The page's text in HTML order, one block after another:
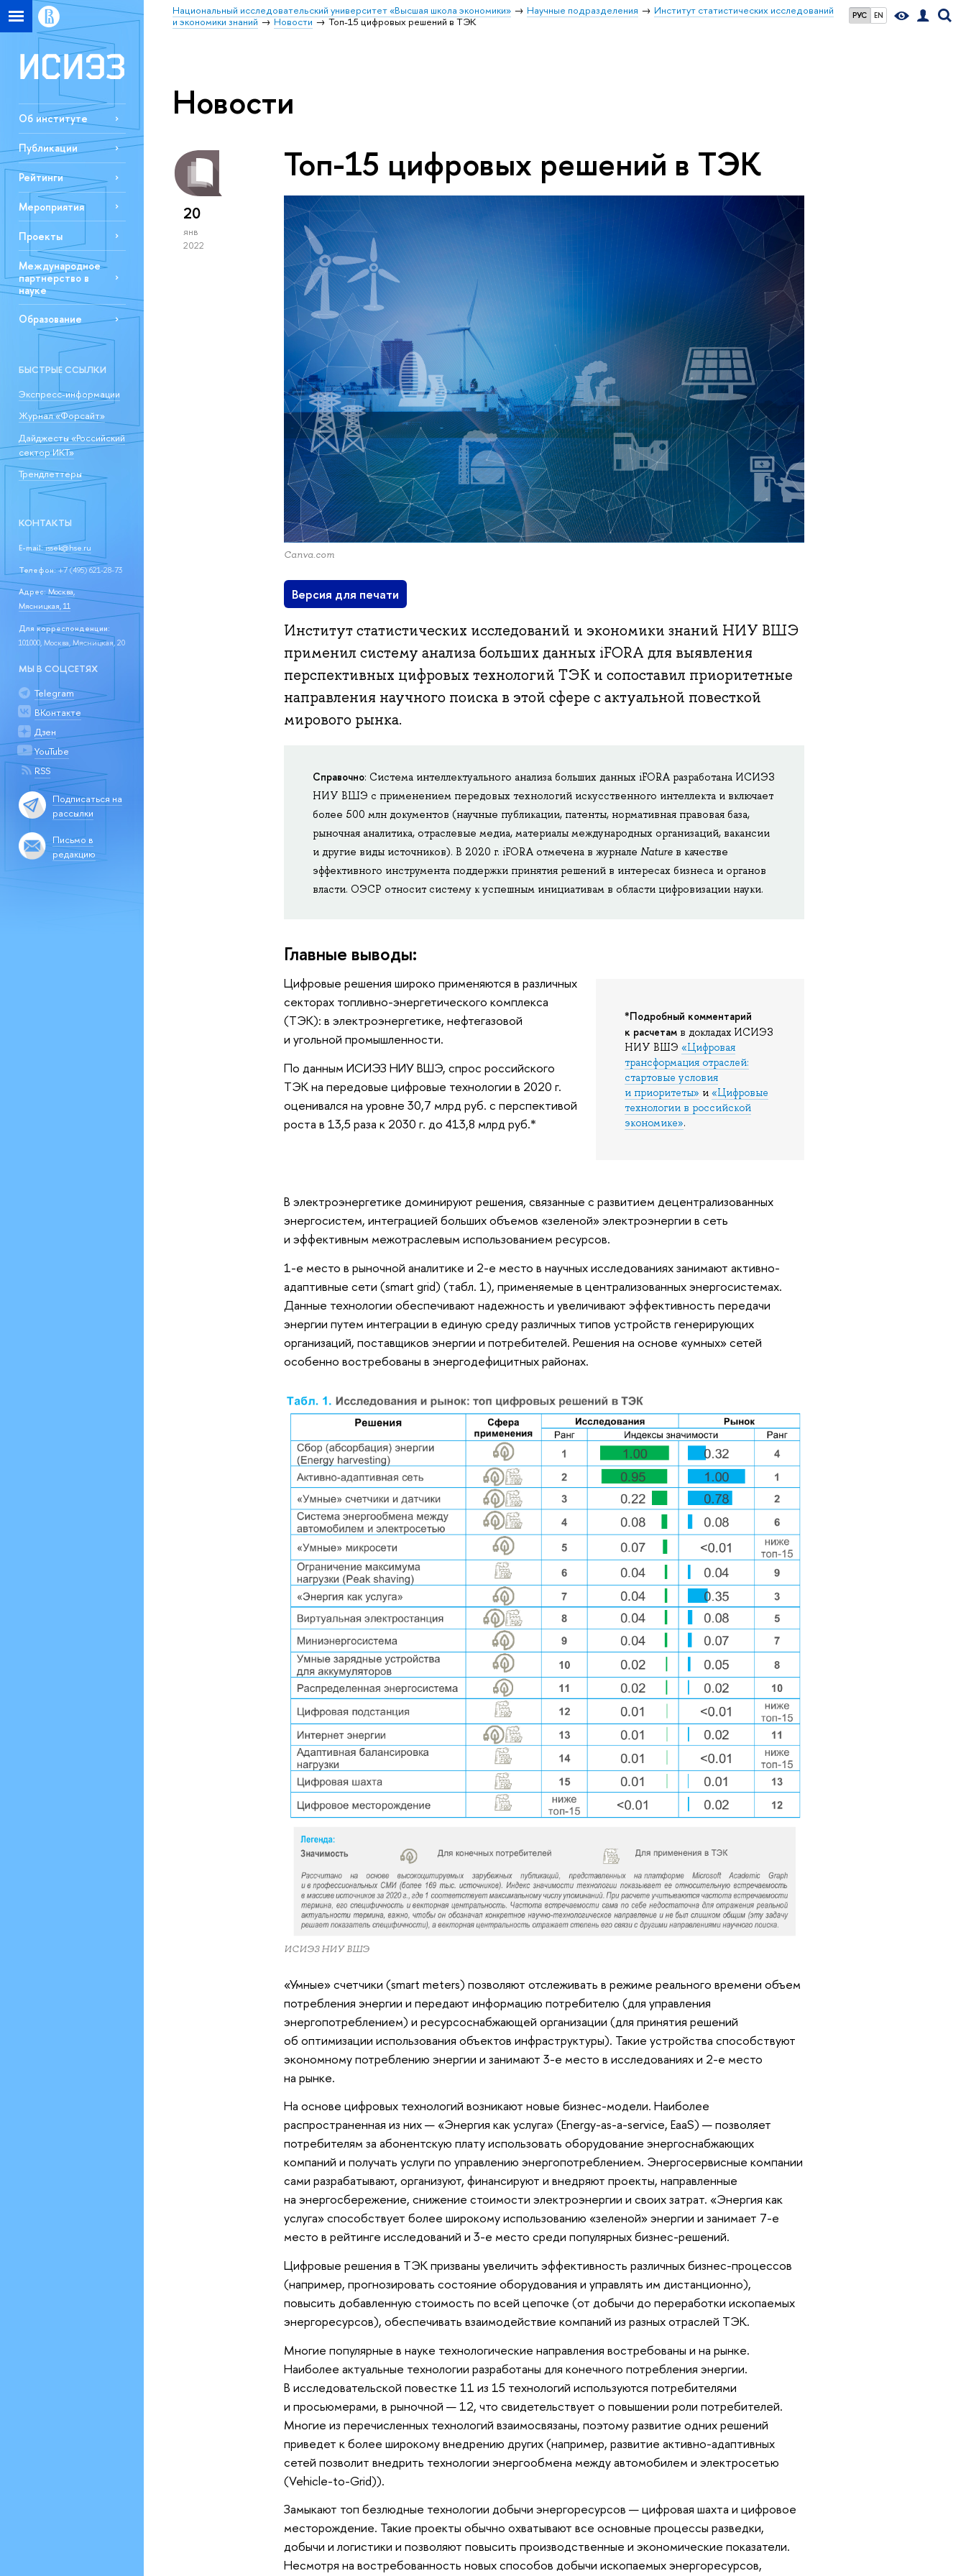
РУС EN
Национальный исследовательский университет «Высшая школа экономики» Научные подразделения
Институт статистических исследований
и экономики знаний
Новости Топ-15 цифровых решений в ТЭК
Об институте
Публикации
Рейтинги
Мероприятия
Проекты
Международное
партнерство в
науке
Образование
БЫСТРЫЕ ССЫЛКИ
Экспресс-информации
Журнал «Форсайт»
Дайджесты «Российский
сектор ИКТ»
Трендлеттеры
КОНТАКТЫ
E-mail:issek@hse.ru
Телефон:+7 (495) 621-28-73
Адрес: Москва,
Мясницкая, 11
Для корреспонденции:
101000, Москва, Мясницкая, 20
МЫ В СОЦСЕТЯХ
Telegram
ВКонтакте
Дзен
YouTube
RSS
Подписаться на
рассылки
Письмо в
редакцию
Новости
20
янв
2022
Топ-15 цифровых решений в ТЭК
Canva.com
Версия для печати
Институт статистических исследований и экономики знаний НИУ ВШЭ
применил систему анализа больших данных iFORA для выявления
перспективных цифровых технологий ТЭК и сопоставил приоритетные
направления научного поиска в этой сфере с актуальной повесткой
мирового рынка.
Справочно: Система интеллектуального анализа больших данных iFORA разработана ИСИЭЗ
НИУ ВШЭ с применением передовых технологий искусственного интеллекта и включает
более 500 млн документов (научные публикации, патенты, нормативная правовая база,
рыночная аналитика, отраслевые медиа, материалы международных организаций, вакансии
и другие виды источников). В 2020 г. iFORA отмечена в журналеNature в качестве
эффективного инструмента поддержки принятия решений в интересах бизнеса и органов
власти. ОЭСР относит систему к успешным инициативам в области цифровизации науки.
Главные выводы:
Цифровые решения широко применяются в различных
секторах топливно-энергетического комплекса
(ТЭК): в электроэнергетике, нефтегазовой
и угольной промышленности.
По данным ИСИЭЗ НИУ ВШЭ, спрос российского
ТЭК на передовые цифровые технологии в 2020 г.
оценивался на уровне 30,7 млрд руб. с перспективой
роста в 13,5 раза к 2030 г. до 413,8 млрд руб.*
*Подробный комментарий
к расчетамв докладах ИСИЭЗ
НИУ ВШЭ «Цифровая
трансформация отраслей:
стартовые условия
и приоритеты» и «Цифровые
технологии в российской
экономике».
В электроэнергетике доминируют решения, связанные с развитием децентрализованных
энергосистем, интеграцией больших объемов «зеленой» электроэнергии в сеть
и эффективным межотраслевым использованием ресурсов.
1-е место в рыночной аналитике и 2-е место в научных исследованиях занимают активно-
адаптивные сети (smart grid) (табл. 1), применяемые в централизованных энергосистемах.
Данные технологии обеспечивают надежность и увеличивают эффективность передачи
энергии путем интеграции в единую среду различных типов устройств генерирующих
организаций, поставщиков энергии и потребителей. Решения на основе «умных» сетей
особенно востребованы в энергодефицитных районах.
ИСИЭЗ НИУ ВШЭ
«Умные» счетчики (smart meters) позволяют отслеживать в режиме реального времени объем
потребления энергии и передают информацию потребителю (для управления
энергопотреблением) и ресурсоснабжающей организации (для принятия решений
об оптимизации использования объектов инфраструктуры). Такие устройства способствуют
экономному потреблению энергии и занимают 3-е место в исследованиях и 2-е место
на рынке.
На основе цифровых технологий возникают новые бизнес-модели. Наиболее
распространенная из них — «Энергия как услуга» (Energy-as-a-service, EaaS) — позволяет
потребителям за абонентскую плату использовать оборудование энергоснабжающих
компаний и получать услуги по управлению энергопотреблением. Энергосервисные компании
сами разрабатывают, организуют, финансируют и внедряют проекты, направленные
на энергосбережение, снижение стоимости электроэнергии и своих затрат. «Энергия как
услуга» способствует более широкому использованию «зеленой» энергии и занимает 7-e
место в рейтинге исследований и 3-е место среди популярных бизнес-решений.
Цифровые решения в ТЭК призваны увеличить эффективность различных бизнес-процессов
(например, прогнозировать состояние оборудования и управлять им дистанционно),
повысить добавленную стоимость по всей цепочке (от добычи до переработки ископаемых
энергоресурсов), обеспечивать взаимодействие компаний из разных отраслей ТЭК.
Многие популярные в науке технологические направления востребованы и на рынке.
Наиболее актуальные технологии разработаны для конечного потребления энергии.
В исследовательской повестке 11 из 15 технологий используются потребителями
и просьюмерами, в рыночной — 12, что свидетельствует о повышении роли потребителей.
Многие из перечисленных технологий взаимосвязаны, поэтому развитие одних решений
приведет к более широкому внедрению других (например, развитие активно-адаптивных
сетей позволит внедрить технологии энергообмена между автомобилем и электросетью
(Vehicle-to-Grid)).
Замыкают топ безлюдные технологии добычи энергоресурсов — цифровая шахта и цифровое
месторождение. Такие проекты обычно охватывают все основные процессы разведки,
добычи и логистики и позволяют повысить производственные и экономические показатели.
Несмотря на востребованность новых способов добычи ископаемых энергоресурсов,